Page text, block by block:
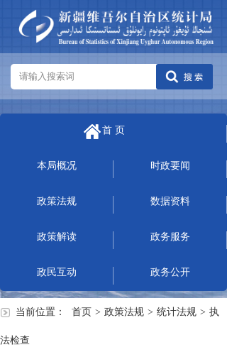
首 页
本局概况 时政要闻
政策法规 数据资料
政策解读 政务服务
政民互动 政务公开
当前位置： 首页 > 政策法规 > 统计法规 > 执
法检查